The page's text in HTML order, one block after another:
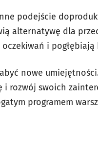
podejście
alternatywę dla
i pogłębiają
nowe
rozwój swoich
programem